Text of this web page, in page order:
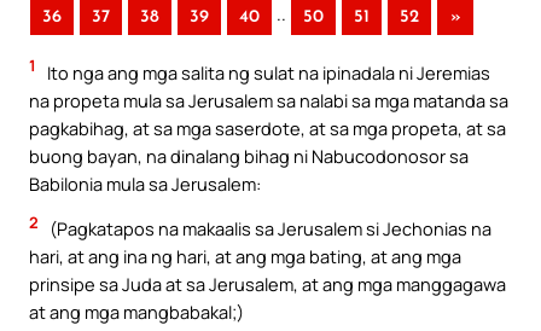
36 37 38 39 40 .. 50 51 52 »
1
Ito nga ang mga salita ng sulat na ipinadala ni Jeremias
na propeta mula sa Jerusalem sa nalabi sa mga matanda sa
pagkabihag, at sa mga saserdote, at sa mga propeta, at sa
buong bayan, na dinalang bihag ni Nabucodonosor sa
Babilonia mula sa Jerusalem:
2
(Pagkatapos na makaalis sa Jerusalem si Jechonias na
hari, at ang ina ng hari, at ang mga bating, at ang mga
prinsipe sa Juda at sa Jerusalem, at ang mga manggagawa
at ang mga mangbabakal;)